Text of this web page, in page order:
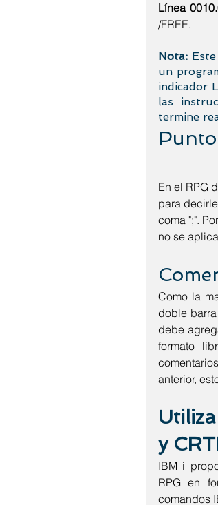
Línea
/FREE.
Nota:
un
indicador
las
termine
En el RPG
para
coma ";".
no se
Como la
doble
debe
formato
anterior,
y
IBM i
RPG en
comandos